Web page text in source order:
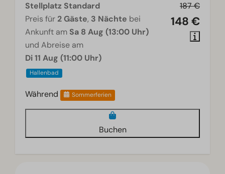
187 €
148 €
Stellplatz Standard
Preis für 2 Gäste, 3 Nächte bei
Ankunft am Sa 8 Aug (13:00 Uhr)
und Abreise am
Di 11 Aug (11:00 Uhr)
Hallenbad
Während Sommerferien
Buchen